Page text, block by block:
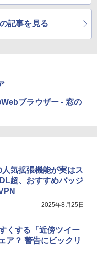
記事を見る
ブラウザー - 窓の
気拡張機能が実はス
超、おすすめバッジ
2025年8月25日
くする「近傍ツイー
ア？ 警告にビックリ